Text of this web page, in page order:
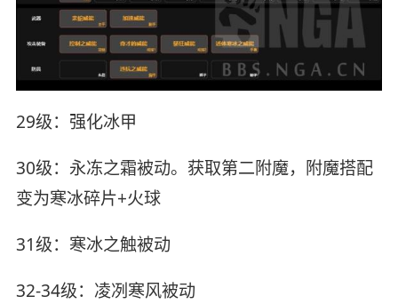
29级：强化冰甲
30级：永冻之霜被动。获取第二附魔，附魔搭配
变为寒冰碎片+火球
31级：寒冰之触被动
32-34级：凌冽寒风被动